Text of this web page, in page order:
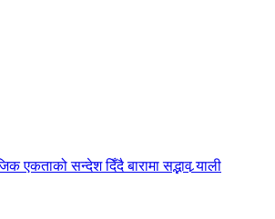
एकताको सन्देश दिँदै बारामा सद्भाव र्‍याली